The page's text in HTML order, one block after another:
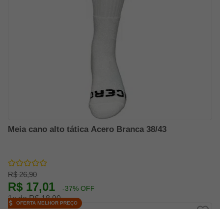
Meia cano alto tática Acero Branca 38/43
R$ 26,90
R$ 17,01 -37% OFF
1x de R$ 18,90
OFERTA MELHOR PREÇO